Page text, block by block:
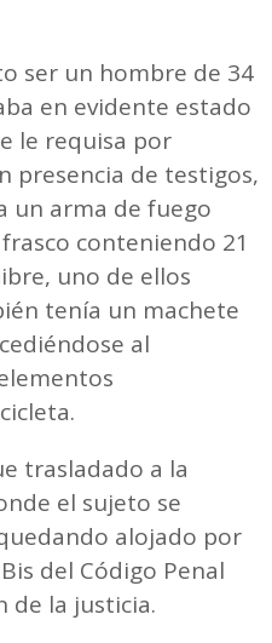
ser un hombre de 34
en evidente estado
le requisa por
presencia de testigos,
un arma de fuego
conteniendo 21
uno de ellos
tenía un machete
al
trasladado a la
el sujeto se
alojado por
del Código Penal
de la justicia.